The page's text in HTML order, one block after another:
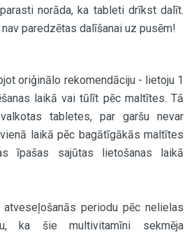
norāda, ka tableti drīkst dalīt.
paredzētas dalīšanai uz pusēm!
oriģinālo rekomendāciju - lietoju 1
laikā vai tūlīt pēc maltītes. Tā
tabletes, par garšu nevar
laikā pēc bagātīgākās maltītes
īpašas sajūtas lietošanas laikā
periodu pēc nelielas
ka šie multivitamīni sekmēja